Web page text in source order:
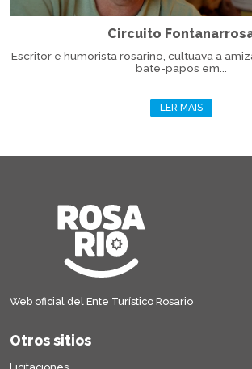
Circuito
Escritor e humorista rosarino, cultuava a
bate-papos em...
LER MAIS
Web oficial del Ente Turístico Rosario
Otros sitios